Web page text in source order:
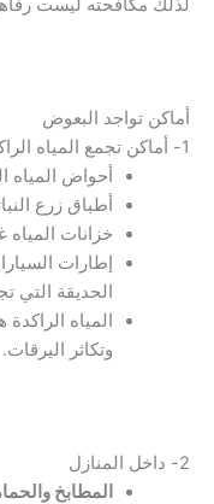
لذلك مكافحته ليست
أماكن تواجد البعوض
1- أماكن تجمع المياه الراكدة
أحواض
أطباق زرع
خزانات المياه
إطارات
الحديقة التي
المياه
وتكاثر اليرقات.
2- داخل المنازل
المطابخ